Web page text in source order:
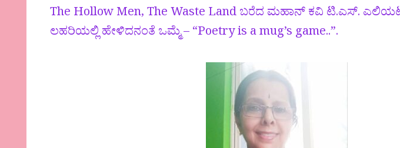
The Hollow Men, The Waste Land ಬರೆದ ಮಹಾನ್ ಕವಿ ಟಿ.ಎಸ್.
ಲಹರಿಯಲ್ಲಿ ಹೇಳಿದನಂತೆ ಒಮ್ಮೆ – “Poetry is a mug’s game..”.